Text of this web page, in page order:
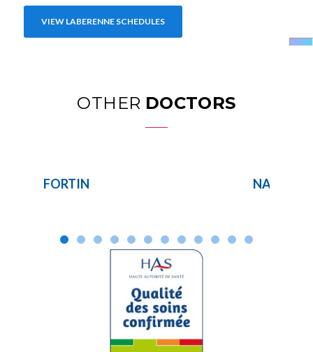
VIEW LABERENNE SCHEDULES
OTHER DOCTORS
FORTIN